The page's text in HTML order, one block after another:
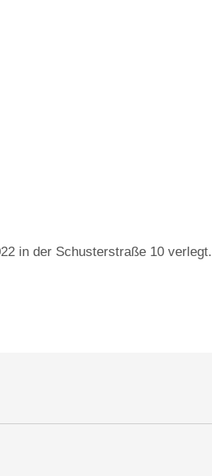
in der Schusterstraße 10 verlegt.